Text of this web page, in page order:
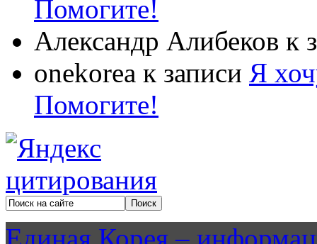
Помогите!
Александр Алибеков к
onekorea к записи Я
Помогите!
Единая Корея –